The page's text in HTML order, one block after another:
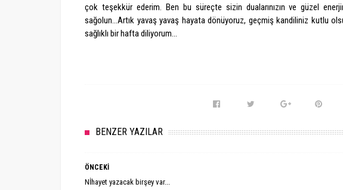
çok teşekkür ederim. Ben bu süreçte sizin dualarınızın ve güzel
sağolun...Artık yavaş yavaş hayata dönüyoruz, geçmiş kandiliniz kutlu
sağlıklı bir hafta diliyorum...
BENZER YAZILAR
ÖNCEKİ
Nİhayet yazacak birşey var...